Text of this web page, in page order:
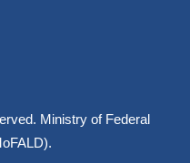
Ministry of Federal